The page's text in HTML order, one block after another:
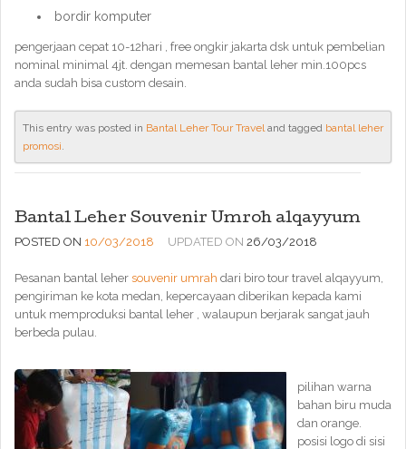
bordir komputer
pengerjaan cepat 10-12hari , free ongkir jakarta dsk untuk pembelian
nominal minimal 4jt. dengan memesan bantal leher min.100pcs
anda sudah bisa custom desain.
This entry was posted in Bantal Leher Tour Traveland tagged bantal leher
promosi.
Bantal Leher Souvenir Umroh alqayyum
POSTED ON 10/03/2018 UPDATED ON 26/03/2018
Pesanan bantal leher souvenir umrah dari biro tour travel alqayyum,
pengiriman ke kota medan, kepercayaan diberikan kepada kami
untuk memproduksi bantal leher , walaupun berjarak sangat jauh
berbeda pulau.
pilihan warna
bahan biru muda
dan orange.
posisi logo di sisi